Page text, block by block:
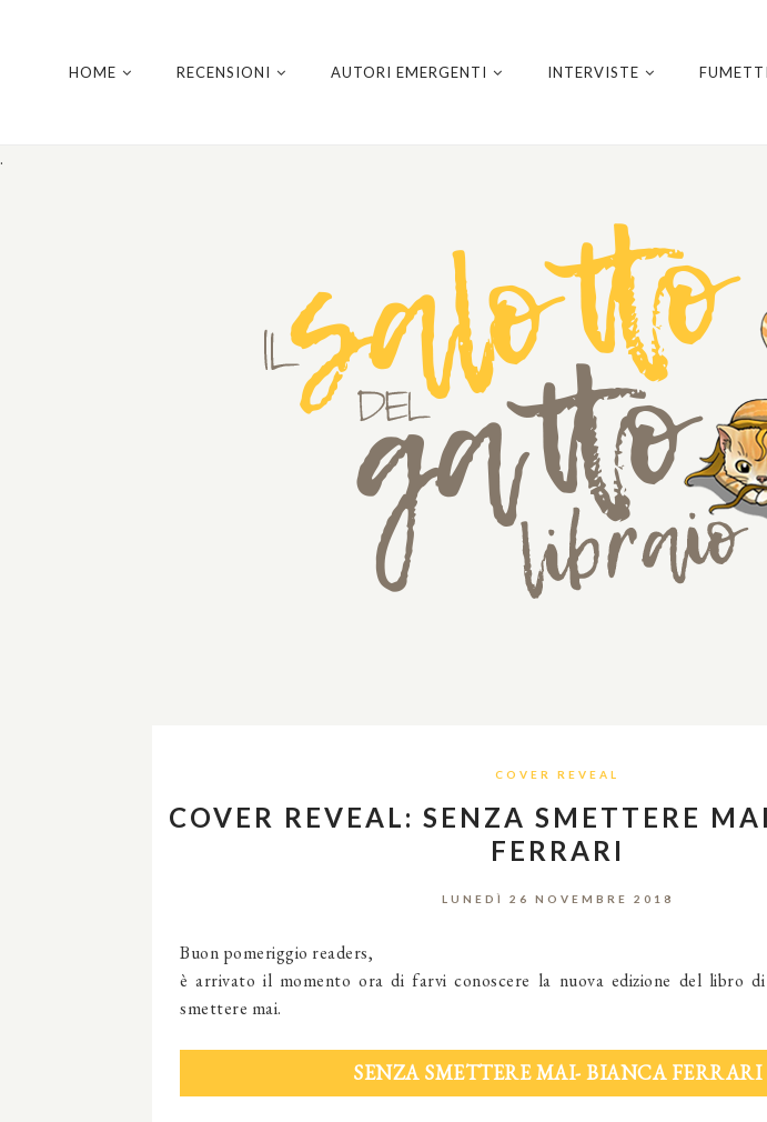
.
HOME RECENSIONI AUTORI EMERGENTI INTERVISTE
COVER REVEAL
COVER REVEAL: SENZA SMETTERE
FERRARI
LUNEDÌ 26 NOVEMBRE 2018
Buon pomeriggio readers,
è arrivato il momento ora di farvi conoscere la nuova edizione del libro di
smettere mai.
SENZA SMETTERE MAI- BIANCA FERRARI